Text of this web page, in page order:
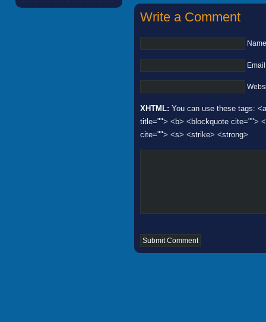
Write a Comment
XHTML: You can use these tags:
title=""> <b> <blockquote cite="">
cite=""> <s> <strike> <strong>